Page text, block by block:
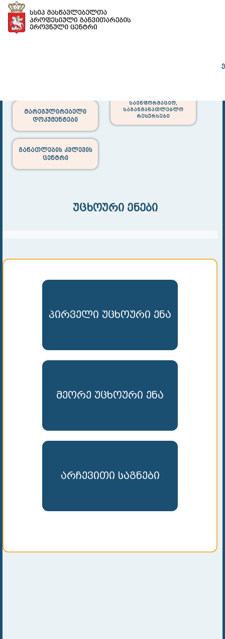
მარეგულირებელი
დოკუმენტები
საინფორმაციო,
საგანმანათლებლო
რესურსები
განათლების კვლევის
ცენტრი
უცხოური ენები
პირველი უცხოური ენა
მეორე უცხოური ენა
არჩევითი საგნები